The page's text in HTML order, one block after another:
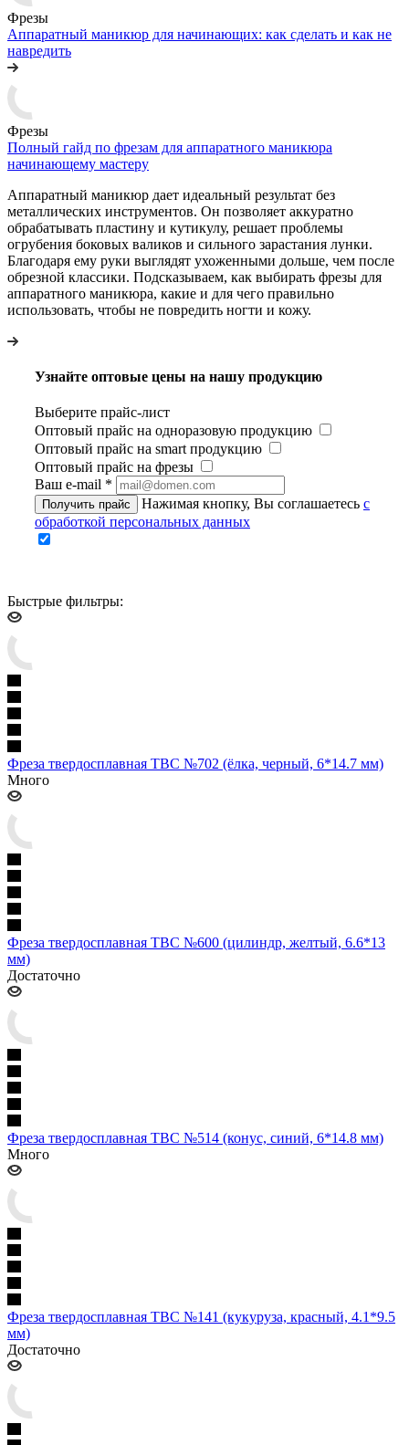
Фрезы
Аппаратный маникюр для начинающих: как сделать и как не
навредить
Фрезы
Полный гайд по фрезам для аппаратного маникюра
начинающему мастеру
Аппаратный маникюр дает идеальный результат без
металлических инструментов. Он позволяет аккуратно
обрабатывать пластину и кутикулу, решает проблемы
огрубения боковых валиков и сильного зарастания лунки.
Благодаря ему руки выглядят ухоженными дольше, чем после
обрезной классики. Подсказываем, как выбирать фрезы для
аппаратного маникюра, какие и для чего правильно
использовать, чтобы не повредить ногти и кожу.
Узнайте оптовые цены на нашу продукцию
Выберите прайс-лист
Оптовый прайс на одноразовую продукцию
Оптовый прайс на smart продукцию
Оптовый прайс на фрезы
Ваш e-mail *
Получить прайс Нажимая кнопку, Вы соглашаетесь с
обработкой персональных данных
Быстрые фильтры:
Фреза твердосплавная ТВС №702 (ёлка, черный, 6*14.7 мм)
Много
Фреза твердосплавная ТВС №600 (цилиндр, желтый, 6.6*13
мм)
Достаточно
Фреза твердосплавная ТВС №514 (конус, синий, 6*14.8 мм)
Много
Фреза твердосплавная ТВС №141 (кукуруза, красный, 4.1*9.5
мм)
Достаточно